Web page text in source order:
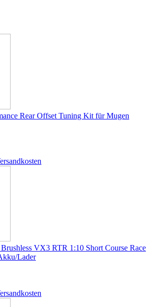
Rear Offset Tuning Kit für Mugen
VX3 RTR 1:10 Short Course Race
Lader